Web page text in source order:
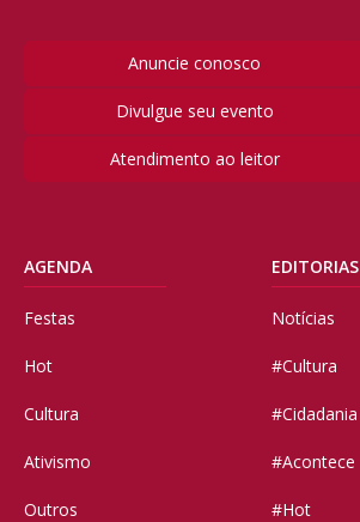
Anuncie conosco
Divulgue seu evento
Atendimento ao leitor
AGENDA
Festas
Hot
Cultura
Ativismo
Outros
EDITORIAS
Notícias
#Cultura
#Cidadania
#Acontece
#Hot